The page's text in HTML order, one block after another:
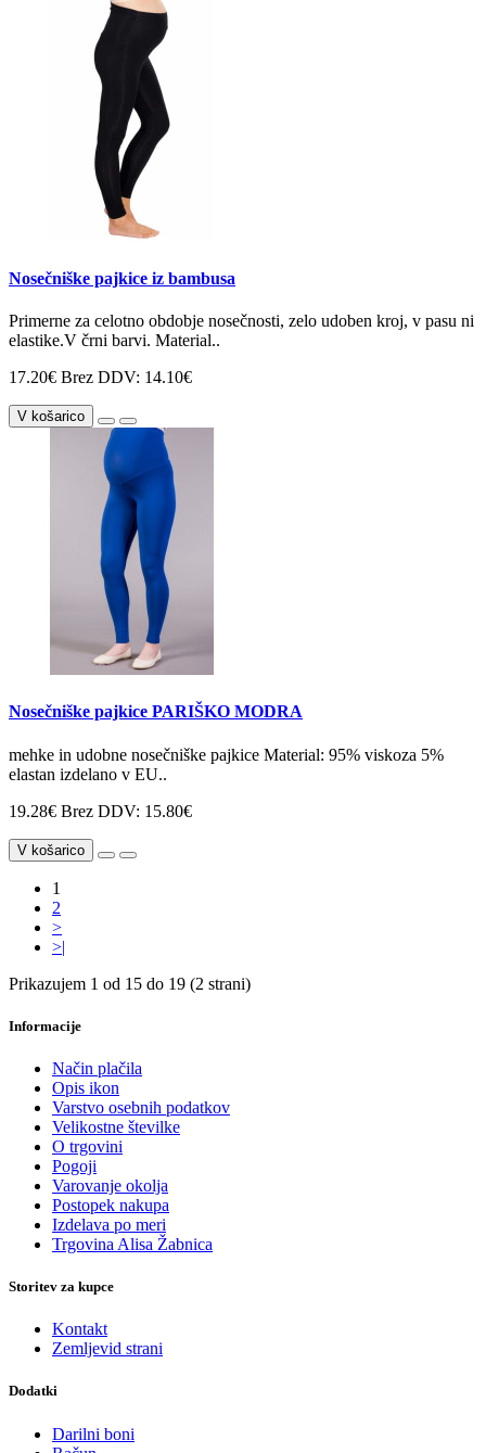
Nosečniške pajkice iz bambusa
Primerne za celotno obdobje nosečnosti, zelo udoben kroj, v pasu ni
elastike.V črni barvi. Material..
17.20€ Brez DDV: 14.10€
V košarico
Nosečniške pajkice PARIŠKO MODRA
mehke in udobne nosečniške pajkice Material: 95% viskoza 5%
elastan izdelano v EU..
19.28€ Brez DDV: 15.80€
V košarico
1
2
>
>|
Prikazujem 1 od 15 do 19 (2 strani)
Informacije
Način plačila
Opis ikon
Varstvo osebnih podatkov
Velikostne številke
O trgovini
Pogoji
Varovanje okolja
Postopek nakupa
Izdelava po meri
Trgovina Alisa Žabnica
Storitev za kupce
Kontakt
Zemljevid strani
Dodatki
Darilni boni